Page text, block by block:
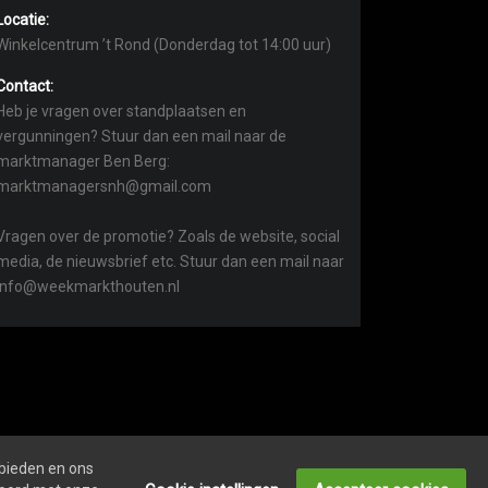
’t Rond (Donderdag tot 14:00 uur)
je vragen over standplaatsen en
Stuur dan een mail naar de
Ben Berg:
over de promotie? Zoals de website, social
de nieuwsbrief etc. Stuur dan een mail naar
en ons